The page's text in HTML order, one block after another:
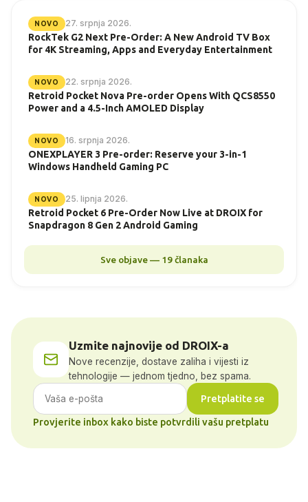
NOVO 27. srpnja 2026.
RockTek G2 Next Pre-Order: A New Android TV Box
for 4K Streaming, Apps and Everyday Entertainment
NOVO 22. srpnja 2026.
Retroid Pocket Nova Pre-order Opens With QCS8550
Power and a 4.5-Inch AMOLED Display
NOVO 16. srpnja 2026.
ONEXPLAYER 3 Pre-order: Reserve your 3-in-1
Windows Handheld Gaming PC
NOVO 25. lipnja 2026.
Retroid Pocket 6 Pre-Order Now Live at DROIX for
Snapdragon 8 Gen 2 Android Gaming
Sve objave — 19 članaka
Uzmite najnovije od DROIX-a
Nove recenzije, dostave zaliha i vijesti iz
tehnologije — jednom tjedno, bez spama.
Pretplatite se
Provjerite inbox kako biste potvrdili vašu pretplatu